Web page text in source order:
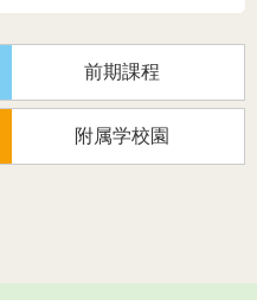
前期課程
附属学校園